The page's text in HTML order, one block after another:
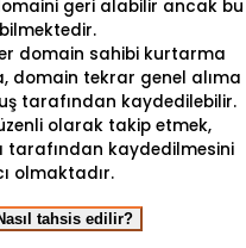
geri alabilir ancak bu
domain sahibi kurtarma
domain tekrar genel alıma
tarafından kaydedilebilir.
olarak takip etmek,
tarafından kaydedilmesini
olmaktadır.
tahsis edilir?